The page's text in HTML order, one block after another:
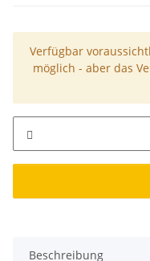
Verfügbar
möglich - aber das
Beschreibung